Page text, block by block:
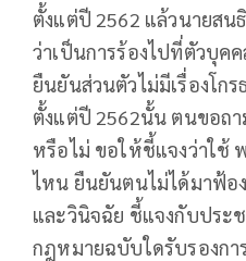
ตั้งแต่ปี 2562 แล้วนายสน
ว่าเป็นการร้องไปที่ตัวบุค
ยืนยันส่วนตัวไม่มีเรื่องโก
ตั้งแต่ปี 2562นั้น ตนขอถ
หรือไม่ ขอให้ชี้แจงว่าใช้
ไหน ยืนยันตนไม่ได้มาฟ้อ
และวินิจฉัย ชี้แจงกับประ
กฎหมายฉบับใดรับรองกา